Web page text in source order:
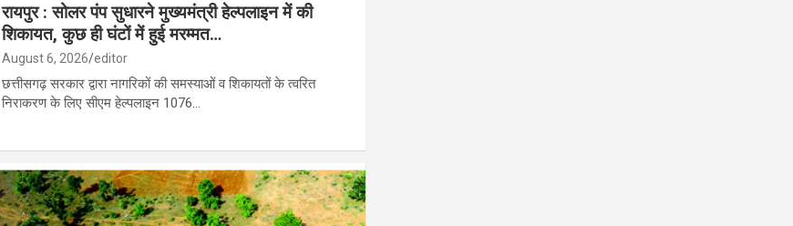
रायपुर : सोलर पंप सुधारने मुख्यमंत्री हेल्पलाइन में की
शिकायत, कुछ ही घंटों में हुई मरम्मत…
August 6, 2026 editor
छत्तीसगढ़ सरकार द्वारा नागरिकों की समस्याओं व शिकायतों के त्वरित
निराकरण के लिए सीएम हेल्पलाइन 1076…